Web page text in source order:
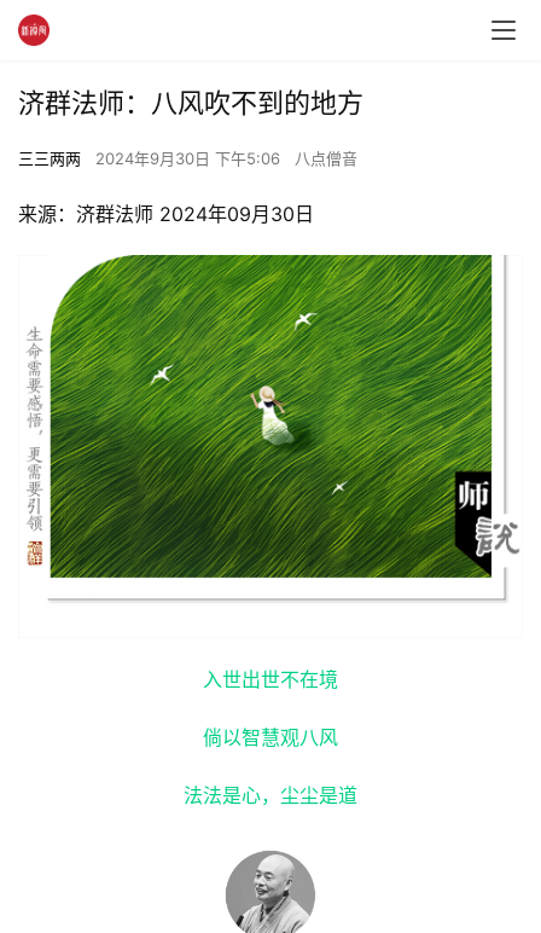
济群法师：八风吹不到的地方
三三两两 2024年9月30日 下午5:06 八点僧音
来源：济群法师 2024年09月30日
入世出世不在境
倘以智慧观八风
法法是心，尘尘是道